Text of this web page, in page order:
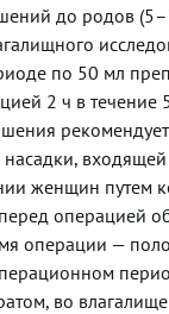
до родов
по 50 мл
2 ч в течение
насадки,
женщин путем
операцией
операции —
во